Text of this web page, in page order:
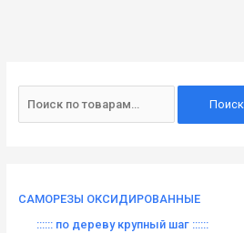
Поиск
САМОРЕЗЫ ОКСИДИРОВАННЫЕ
:::::: по дереву крупный шаг ::::::